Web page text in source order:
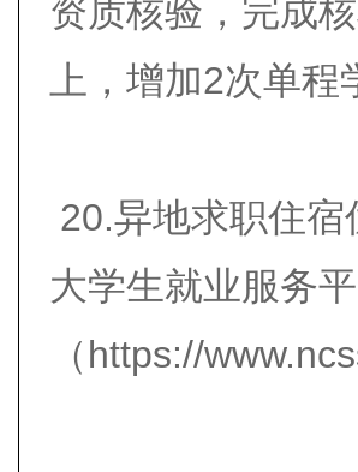
资质核验，完成
上，增加2次单
20.异地求职住
大学生就业服务
（https://